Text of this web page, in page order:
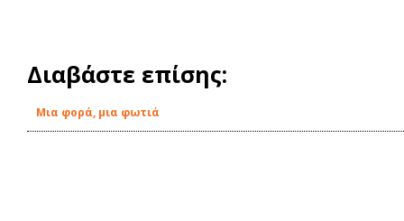
Διαβάστε επίσης:
Μια φορά, μια φωτιά